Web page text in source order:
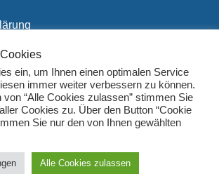
ein, um Ihnen einen optimalen Service
immer weiter verbessern zu können.
von “Alle Cookies zulassen” stimmen Sie
Cookies zu. Über den Button “Cookie
Sie nur den von Ihnen gewählten
Alle Cookies zulassen